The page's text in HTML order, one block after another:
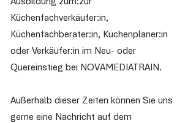
Küchenfachverkäufer:in,
Küchenfachberater:in, Küchenplaner:in
oder Verkäufer:in im Neu- oder
Quereinstieg bei NOVAMEDIATRAIN.
Außerhalb dieser Zeiten können Sie uns
gerne eine Nachricht auf dem